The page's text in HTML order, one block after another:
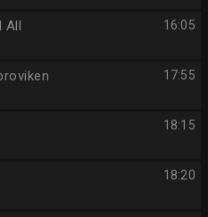
16:05
All
17:55
18:15
18:20